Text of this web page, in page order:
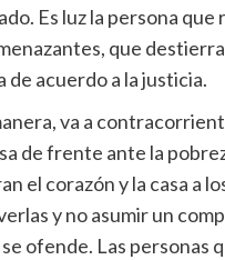
Es luz la persona
que
de acuerdo a la justicia.
va a
de frente ante la
el corazón y la casa a
y no asumir un
ofende. Las personas